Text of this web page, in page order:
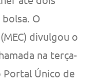
O
divulgou o
na terça-
Único de